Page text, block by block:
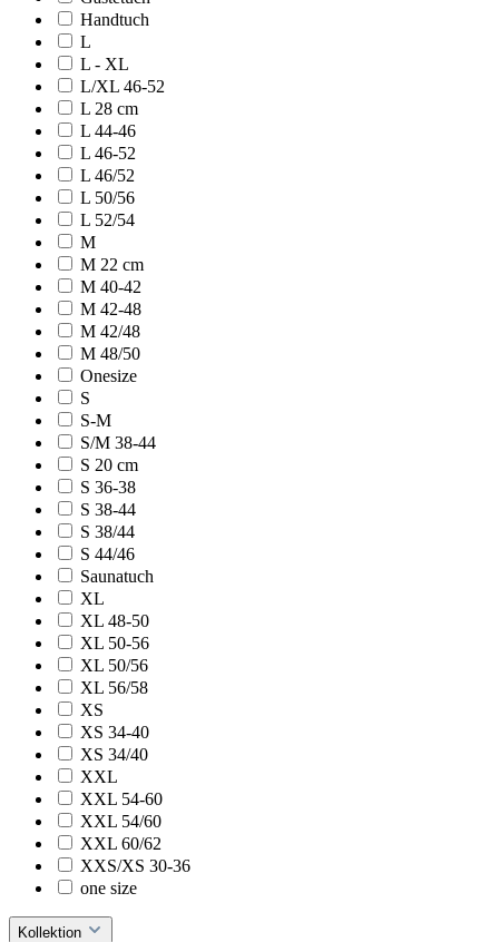
Handtuch
L
L - XL
L/XL 46-52
L 28 cm
L 44-46
L 46-52
L 46/52
L 50/56
L 52/54
M
M 22 cm
M 40-42
M 42-48
M 42/48
M 48/50
Onesize
S
S-M
S/M 38-44
S 20 cm
S 36-38
S 38-44
S 38/44
S 44/46
Saunatuch
XL
XL 48-50
XL 50-56
XL 50/56
XL 56/58
XS
XS 34-40
XS 34/40
XXL
XXL 54-60
XXL 54/60
XXL 60/62
XXS/XS 30-36
one size
Kollektion